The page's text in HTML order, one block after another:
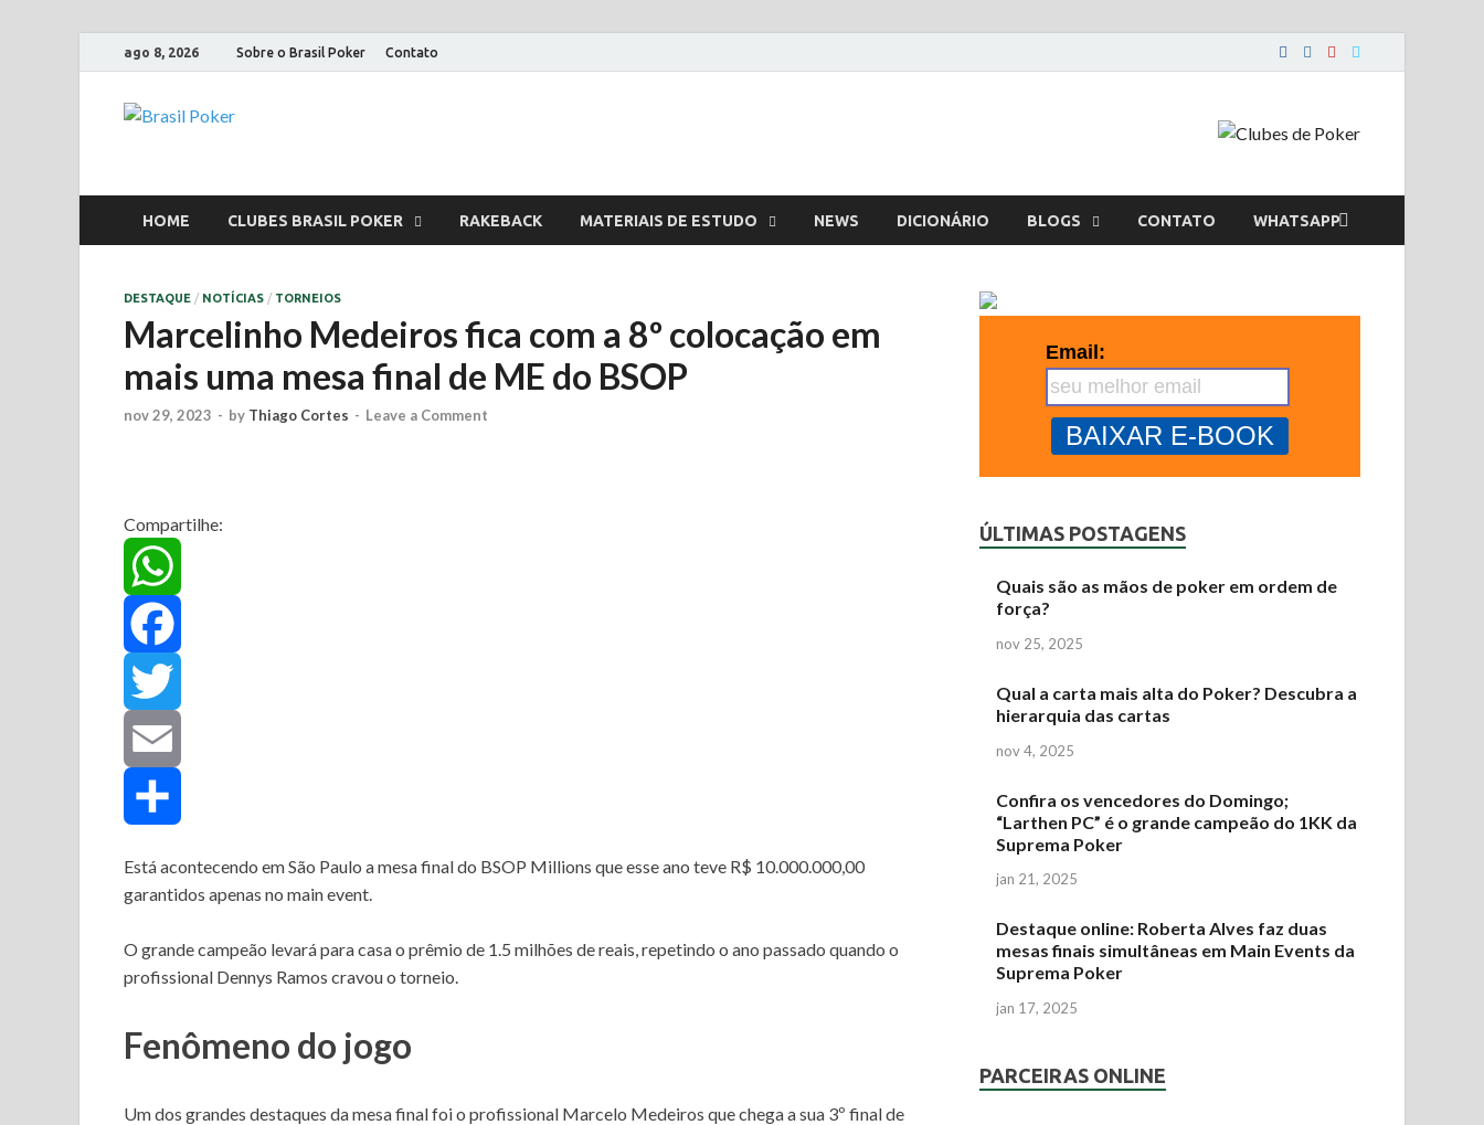
ago 8, 2026 Sobre o Brasil Poker Contato
HOME CLUBES BRASIL POKER RAKEBACK MATERIAIS DE ESTUDO NEWS DICIONÁRIO BLOGS CONTATO WHATSAPP
DESTAQUE / NOTÍCIAS / TORNEIOS
Marcelinho Medeiros fica com a 8º colocação em
mais uma mesa final de ME do BSOP
nov 29, 2023 - by Thiago Cortes - Leave a Comment
Compartilhe:
W
A
F
b
T
w
t
a
o
Está acontecendo em São Paulo a mesa final do BSOP Millions que esse ano teve R$ 10.000.000,00
garantidos apenas no main event.
O grande campeão levará para casa o prêmio de 1.5 milhões de reais, repetindo o ano passado quando o
profissional Dennys Ramos cravou o torneio.
Fenômeno do jogo
Um dos grandes destaques da mesa final foi o profissional Marcelo Medeiros que chega a sua 3º final de
Email:
ÚLTIMAS POSTAGENS
Quais são as mãos de poker em ordem de
força?
nov 25, 2025
Qual a carta mais alta do Poker? Descubra a
hierarquia das cartas
nov 4, 2025
Confira os vencedores do Domingo;
“Larthen PC” é o grande campeão do 1KK da
Suprema Poker
jan 21, 2025
Destaque online: Roberta Alves faz duas
mesas finais simultâneas em Main Events da
Suprema Poker
jan 17, 2025
PARCEIRAS ONLINE